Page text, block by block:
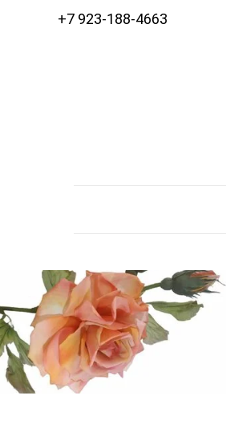
+7 923-188-4663